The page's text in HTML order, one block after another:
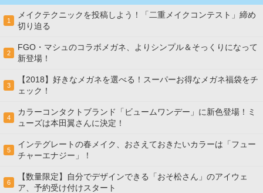
1
メイクテクニックを投稿しよう！「二重メイクコンテスト」締め
切り迫る
2
FGO・マシュのコラボメガネ、よりシンプル＆そっくりになって
新登場！
3
【2018】好きなメガネを選べる！スーパーお得なメガネ福袋をチ
ェック！
4
カラーコンタクトブランド「ビュームワンデー」に新色登場！ミ
ューズは本田翼さんに決定！
5
インテグレートの春メイク、おさえておきたいカラーは「フュー
チャーエナジー」！
6
【数量限定】自分でデザインできる「おそ松さん」のアイウェ
ア、予約受け付けスタート